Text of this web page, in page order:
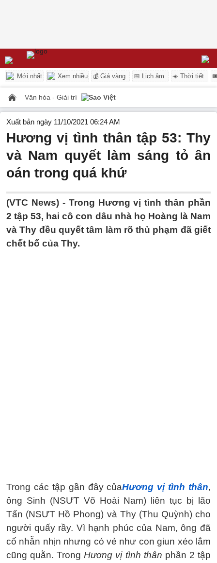
Mới nhất Xem nhiều 💰 Giá vàng 📅 Lịch âm ☀️ Thời tiết
Văn hóa - Giải trí Sao Việt
Xuất bản ngày 11/10/2021 06:24 AM
Hương vị tình thân tập 53: Thy
và Nam quyết làm sáng tỏ ân
oán trong quá khứ
(VTC News) - Trong Hương vị tình thân phần
2 tập 53, hai cô con dâu nhà họ Hoàng là Nam
và Thy đều quyết tâm làm rõ thủ phạm đã giết
chết bố của Thy.
Trong các tập gần đây củaHương vị tình thân,
ông Sinh (NSƯT Võ Hoài Nam) liên tục bị lão
Tấn (NSƯT Hồ Phong) và Thy (Thu Quỳnh) cho
người quấy rầy. Vì hạnh phúc của Nam, ông đã
cố nhẫn nhịn nhưng có vẻ như con giun xéo lắm
cũng quằn. TrongHương vị tình thân phần 2 tập